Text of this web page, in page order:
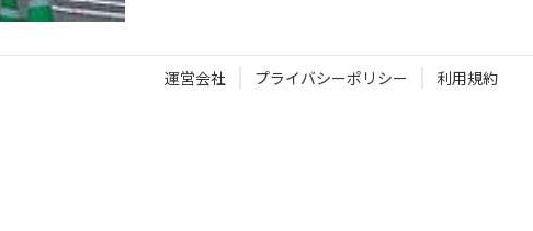
運営会社 プライバシーポリシー 利用規約